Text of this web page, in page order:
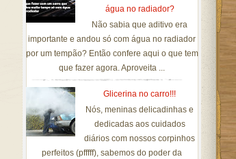
água no radiador?
Não sabia que aditivo era
importante e andou só com água no radiador
por um tempão? Então confere aqui o que tem
que fazer agora. Aproveita ...
Glicerina no carro!!!
Nós, meninas delicadinhas e
dedicadas aos cuidados
diários com nossos corpinhos
perfeitos (pfffff), sabemos do poder da